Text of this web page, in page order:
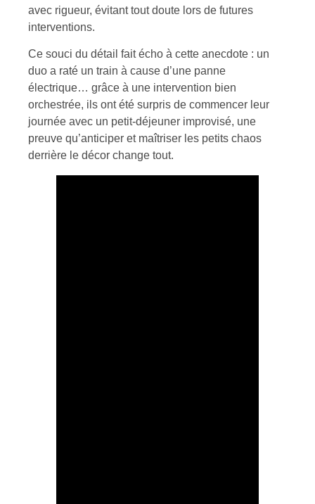
avec rigueur, évitant tout doute lors de futures
interventions.
Ce souci du détail fait écho à cette anecdote : un
duo a raté un train à cause d’une panne
électrique… grâce à une intervention bien
orchestrée, ils ont été surpris de commencer leur
journée avec un petit-déjeuner improvisé, une
preuve qu’anticiper et maîtriser les petits chaos
derrière le décor change tout.